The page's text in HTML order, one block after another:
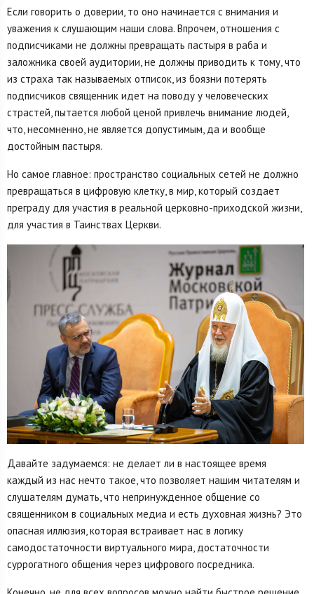
Если говорить о доверии, то оно начинается с внимания и
уважения к слушающим наши слова. Впрочем, отношения с
подписчиками не должны превращать пастыря в раба и
заложника своей аудитории, не должны приводить к тому, что
из страха так называемых отписок, из боязни потерять
подписчиков священник идет на поводу у человеческих
страстей, пытается любой ценой привлечь внимание людей,
что, несомненно, не является допустимым, да и вообще
достойным пастыря.
Но самое главное: пространство социальных сетей не должно
превращаться в цифровую клетку, в мир, который создает
преграду для участия в реальной церковно-приходской жизни,
для участия в Таинствах Церкви.
Давайте задумаемся: не делает ли в настоящее время
каждый из нас нечто такое, что позволяет нашим читателям и
слушателям думать, что непринужденное общение со
священником в социальных медиа и есть духовная жизнь? Это
опасная иллюзия, которая встраивает нас в логику
самодостаточности виртуального мира, достаточности
суррогатного общения через цифрового посредника.